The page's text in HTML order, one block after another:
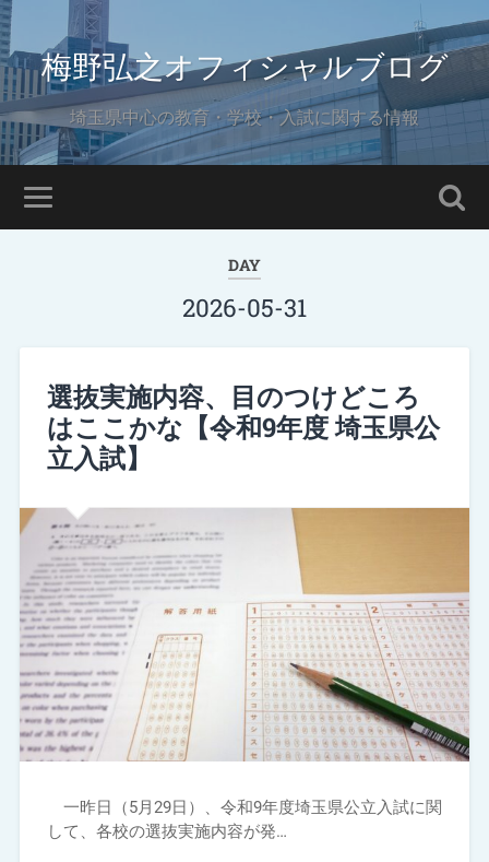
梅野弘之オフィシャルブログ
埼玉県中心の教育・学校・入試に関する情報
DAY
2026-05-31
選抜実施内容、目のつけどころ
はここかな【令和9年度 埼玉県公
立入試】
一昨日（5月29日）、令和9年度埼玉県公立入試に関
して、各校の選抜実施内容が発…